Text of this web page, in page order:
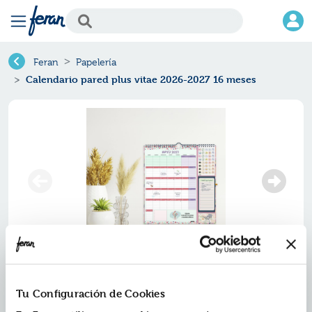
Tu Configuración de Cookies
Feran Papelería
Calendario pared plus vitae 2026-2027 16 meses